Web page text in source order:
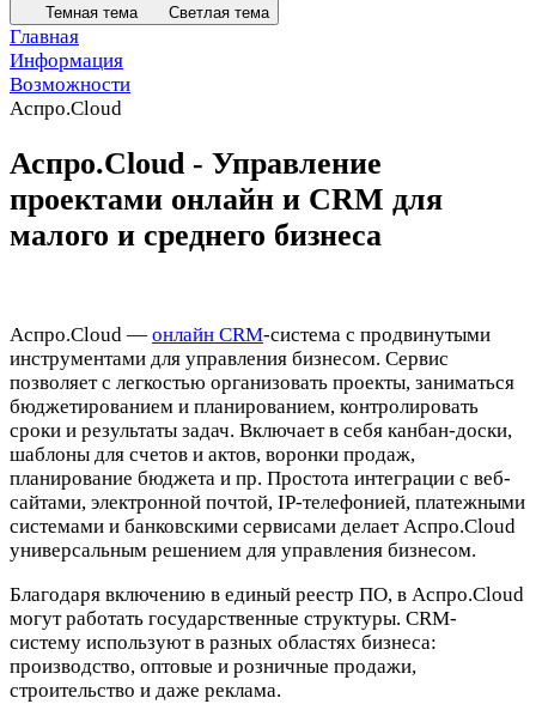
Темная тема Светлая тема
Главная
Информация
Возможности
Аспро.Cloud
Аспро.Cloud - Управление
проектами онлайн и CRM для
малого и среднего бизнеса
Аспро.Cloud — онлайн CRM-система с продвинутыми
инструментами для управления бизнесом. Сервис
позволяет с легкостью организовать проекты, заниматься
бюджетированием и планированием, контролировать
сроки и результаты задач. Включает в себя канбан-доски,
шаблоны для счетов и актов, воронки продаж,
планирование бюджета и пр. Простота интеграции с веб-
сайтами, электронной почтой, IP-телефонией, платежными
системами и банковскими сервисами делает Аспро.Cloud
универсальным решением для управления бизнесом.
Благодаря включению в единый реестр ПО, в Аспро.Cloud
могут работать государственные структуры. CRM-
систему используют в разных областях бизнеса:
производство, оптовые и розничные продажи,
строительство и даже реклама.